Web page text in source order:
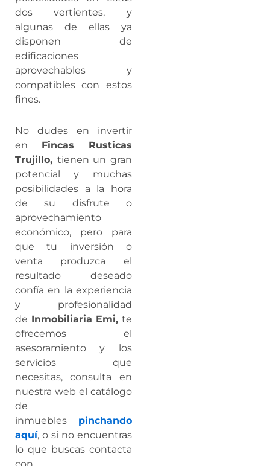
dos vertientes, y
algunas de ellas ya
disponen de
edificaciones
aprovechables y
compatibles con estos
fines.
No dudes en invertir
en Fincas Rusticas
Trujillo, tienen un gran
potencial y muchas
posibilidades a la hora
de su disfrute o
aprovechamiento
económico, pero para
que tu inversión o
venta produzca el
resultado deseado
confía en la experiencia
y profesionalidad
de Inmobiliaria Emi, te
ofrecemos el
asesoramiento y los
servicios que
necesitas, consulta en
nuestra web el catálogo
de
inmuebles pinchando
aquí, o si no encuentras
lo que buscas contacta